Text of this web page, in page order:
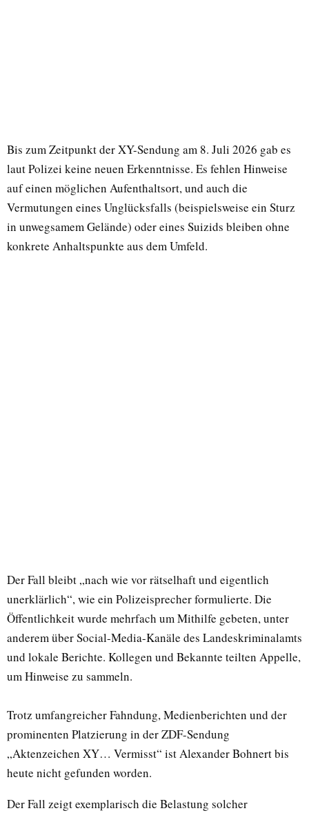
Bis zum Zeitpunkt der XY-Sendung am 8. Juli 2026 gab es
laut Polizei keine neuen Erkenntnisse. Es fehlen Hinweise
auf einen möglichen Aufenthaltsort, und auch die
Vermutungen eines Unglücksfalls (beispielsweise ein Sturz
in unwegsamem Gelände) oder eines Suizids bleiben ohne
konkrete Anhaltspunkte aus dem Umfeld.
Der Fall bleibt „nach wie vor rätselhaft und eigentlich
unerklärlich“, wie ein Polizeisprecher formulierte. Die
Öffentlichkeit wurde mehrfach um Mithilfe gebeten, unter
anderem über Social-Media-Kanäle des Landeskriminalamts
und lokale Berichte. Kollegen und Bekannte teilten Appelle,
um Hinweise zu sammeln.
Trotz umfangreicher Fahndung, Medienberichten und der
prominenten Platzierung in der ZDF-Sendung
„Aktenzeichen XY… Vermisst“ ist Alexander Bohnert bis
heute nicht gefunden worden.
Der Fall zeigt exemplarisch die Belastung solcher